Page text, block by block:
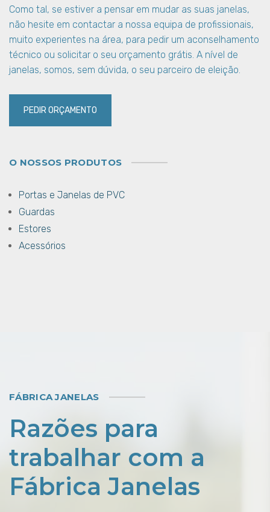
Como tal, se estiver a pensar em mudar as suas janelas,
não hesite em contactar a nossa equipa de profissionais,
muito experientes na área, para pedir um aconselhamento
técnico ou solicitar o seu orçamento grátis. A nível de
janelas, somos, sem dúvida, o seu parceiro de eleição.
PEDIR ORÇAMENTO
O NOSSOS PRODUTOS
Portas e Janelas de PVC
Guardas
Estores
Acessórios
FÁBRICA JANELAS
Razões para
trabalhar com a
Fábrica Janelas